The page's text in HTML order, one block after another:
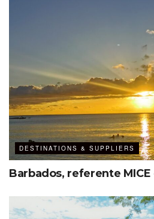
DESTINATIONS & SUPPLIERS
Barbados, referente